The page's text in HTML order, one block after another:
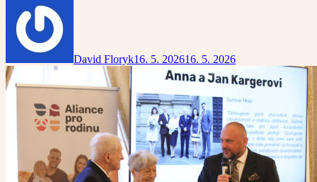
David Floryk16. 5. 202616. 5. 2026